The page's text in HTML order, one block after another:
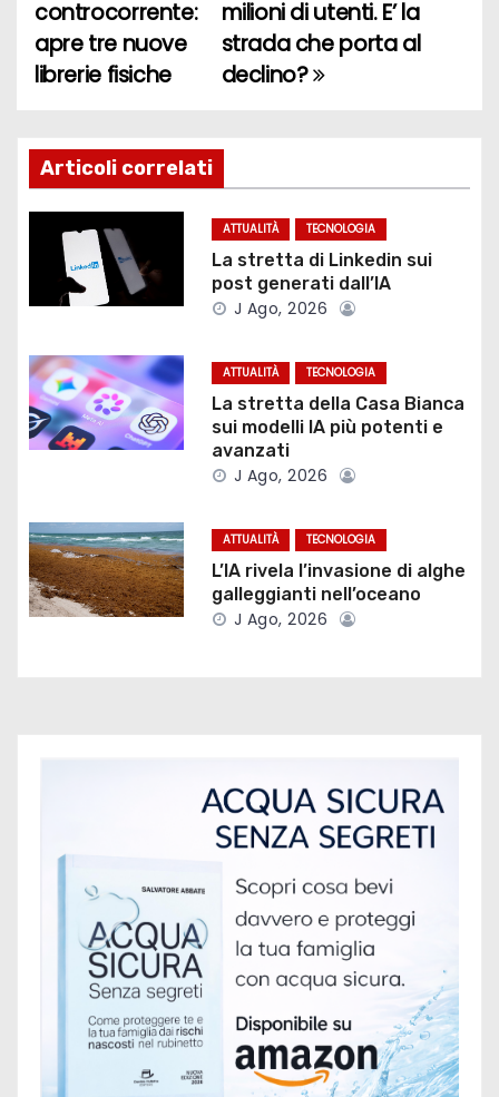
a
v
g
a
i
o
n
e
r
t
milioni di utenti. E’ la
strada che porta al
declino?
controcorrente:
apre tre nuove
librerie fisiche
Articoli correlati
ATTUALITÀ TECNOLOGIA
La stretta di Linkedin sui
post generati dall’IA
J Ago, 2026
ATTUALITÀ TECNOLOGIA
La stretta della Casa Bianca
sui modelli IA più potenti e
avanzati
J Ago, 2026
ATTUALITÀ TECNOLOGIA
L’IA rivela l’invasione di alghe
galleggianti nell’oceano
J Ago, 2026